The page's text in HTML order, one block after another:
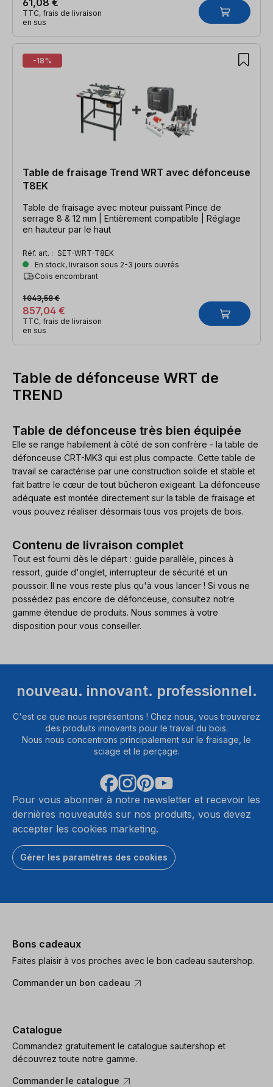
TTC, frais de livraison
en sus
-18%
Table de fraisage Trend WRT avec défonceuse
T8EK
Table de fraisage avec moteur puissant Pince de
serrage 8 & 12 mm | Entièrement compatible | Réglage
en hauteur par le haut
Réf. art. : SET-WRT-T8EK
En stock, livraison sous 2-3 jours ouvrés
Colis encombrant
857,04 €
1 043,58 €
TTC, frais de livraison
en sus
Table de défonceuse WRT de
TREND
Table de défonceuse très bien équipée
Elle se range habilement à côté de son confrère - la table de
défonceuse CRT-MK3 qui est plus compacte. Cette table de
travail se caractérise par une construction solide et stable et
fait battre le cœur de tout bûcheron exigeant. La défonceuse
adéquate est montée directement sur la table de fraisage et
vous pouvez réaliser désormais tous vos projets de bois.
Contenu de livraison complet
Tout est fourni dès le départ : guide parallèle, pinces à
ressort, guide d'onglet, interrupteur de sécurité et un
poussoir. Il ne vous reste plus qu'à vous lancer ! Si vous ne
possédez pas encore de défonceuse, consultez notre
gamme étendue de produits. Nous sommes à votre
disposition pour vous conseiller.
nouveau. innovant. professionnel.
C'est ce que nous représentons ! Chez nous, vous trouverez
des produits innovants pour le travail du bois.
Nous nous concentrons principalement sur le fraisage, le
sciage et le perçage.
Pour vous abonner à notre newsletter et recevoir les
dernières nouveautés sur nos produits, vous devez
accepter les cookies marketing.
Gérer les paramètres des cookies
Bons cadeaux
Faites plaisir à vos proches avec le bon cadeau sautershop.
Commander un bon cadeau
Catalogue
Commandez gratuitement le catalogue sautershop et
découvrez toute notre gamme.
Commander le catalogue